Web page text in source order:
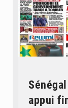
appui